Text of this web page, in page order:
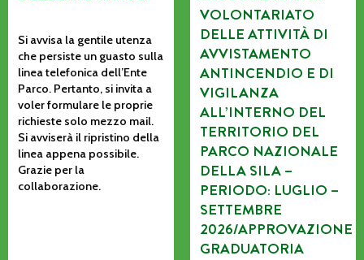
Si avvisa la gentile utenza
che persiste un guasto sulla
linea telefonica dell’Ente
Parco. Pertanto, si invita a
voler formulare le proprie
richieste solo mezzo mail.
Si avviserà il ripristino della
linea appena possibile.
Grazie per la
collaborazione.
VOLONTARIATO
DELLE ATTIVITÀ DI
AVVISTAMENTO
ANTINCENDIO E DI
VIGILANZA
ALL’INTERNO DEL
TERRITORIO DEL
PARCO NAZIONALE
DELLA SILA –
PERIODO: LUGLIO –
SETTEMBRE
2026/APPROVAZIONE
GRADUATORIA